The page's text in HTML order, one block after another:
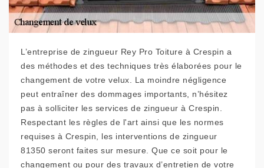
L’entreprise de zingueur Rey Pro Toiture à Crespin a
des méthodes et des techniques très élaborées pour le
changement de votre velux. La moindre négligence
peut entraîner des dommages importants, n’hésitez
pas à solliciter les services de zingueur à Crespin.
Respectant les règles de l'art ainsi que les normes
requises à Crespin, les interventions de zingueur
81350 seront faites sur mesure. Que ce soit pour le
changement ou pour des travaux d’entretien de votre